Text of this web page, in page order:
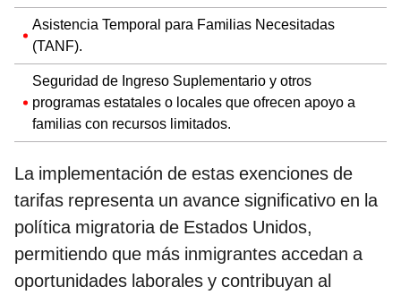
Asistencia Temporal para Familias Necesitadas
(TANF).
Seguridad de Ingreso Suplementario y otros
programas estatales o locales que ofrecen apoyo a
familias con recursos limitados.
La implementación de estas exenciones de
tarifas representa un avance significativo en la
política migratoria de Estados Unidos,
permitiendo que más inmigrantes accedan a
oportunidades laborales y contribuyan al